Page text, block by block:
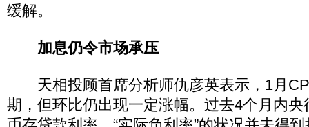
缓解。
加息仍令市场承压
天相投顾首席分析师仇彦英表示，1月
期，但环比仍出现一定涨幅。过去4个月内